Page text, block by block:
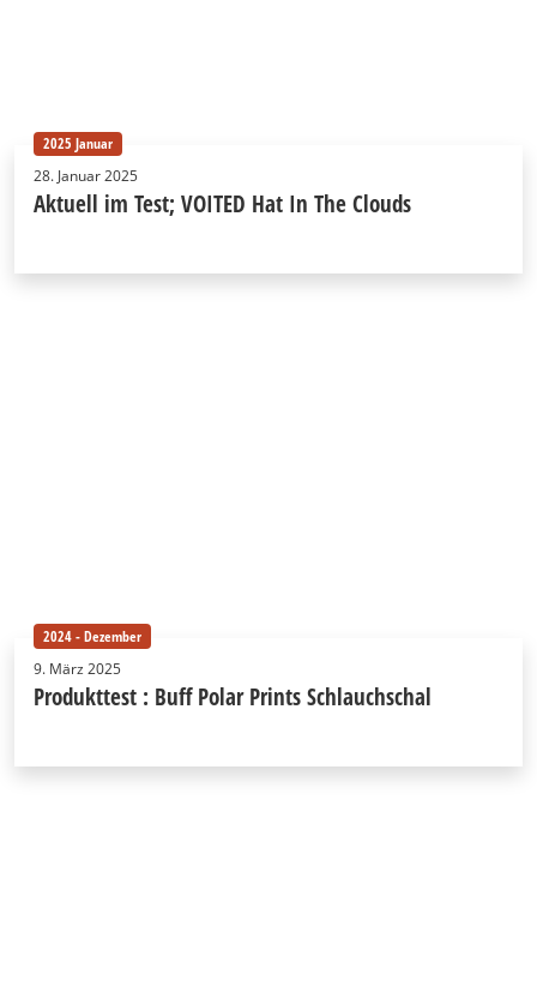
2025 Januar
28. Januar 2025
Aktuell im Test; VOITED Hat In The Clouds
2024 - Dezember
9. März 2025
Produkttest : Buff Polar Prints Schlauchschal